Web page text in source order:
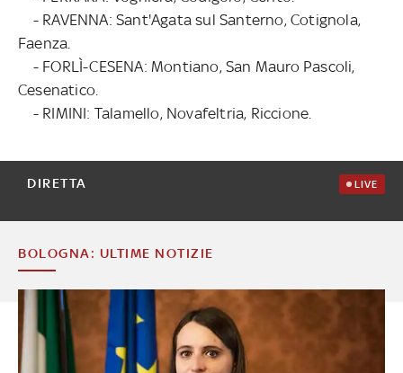
- RAVENNA: Sant'Agata sul Santerno, Cotignola,
Faenza.
- FORLÌ-CESENA: Montiano, San Mauro Pascoli,
Cesenatico.
- RIMINI: Talamello, Novafeltria, Riccione.
DIRETTA LIVE
BOLOGNA: ULTIME NOTIZIE